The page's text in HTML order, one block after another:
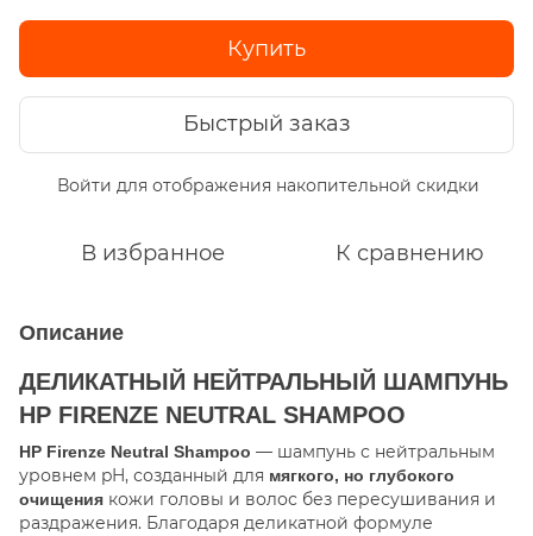
Купить
Быстрый заказ
Войти для отображения накопительной скидки
В избранное К сравнению
Описание
ДЕЛИКАТНЫЙ НЕЙТРАЛЬНЫЙ ШАМПУНЬ
HP FIRENZE NEUTRAL SHAMPOO
HP Firenze Neutral Shampoo — шампунь с нейтральным
уровнем pH, созданный для мягкого, но глубокого
очищения кожи головы и волос без пересушивания и
раздражения. Благодаря деликатной формуле